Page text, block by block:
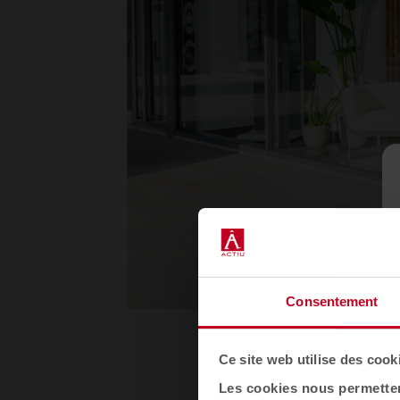
Consentement
Ce site web utilise des
Les cookies nous